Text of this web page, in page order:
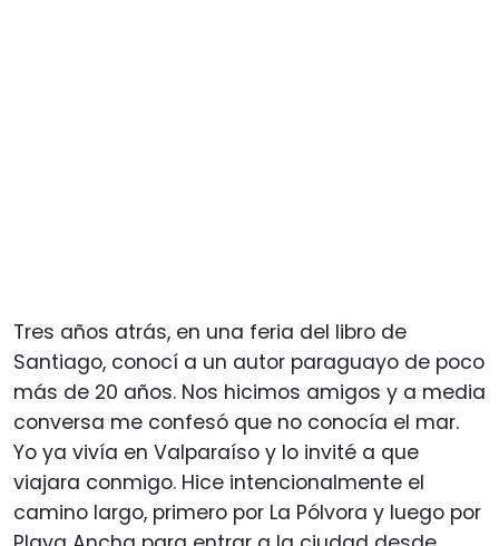
Tres años atrás, en una feria del libro de
Santiago, conocí a un autor paraguayo de poco
más de 20 años. Nos hicimos amigos y a media
conversa me confesó que no conocía el mar.
Yo ya vivía en Valparaíso y lo invité a que
viajara conmigo. Hice intencionalmente el
camino largo, primero por La Pólvora y luego por